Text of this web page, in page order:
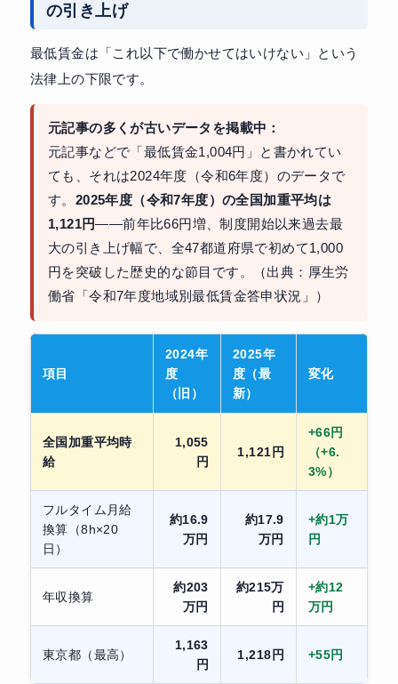
の引き上げ
最低賃金は「これ以下で働かせてはいけない」という
法律上の下限です。
元記事の多くが古いデータを掲載中：
元記事などで「最低賃金1,004円」と書かれてい
ても、それは2024年度（令和6年度）のデータで
す。 2025年度（令和7年度）の全国加重平均は
1,121円——前年比66円増、制度開始以来過去最
大の引き上げ幅で、全47都道府県で初めて1,000
円を突破した歴史的な節目です。（出典：厚生労
働省「令和7年度地域別最低賃金答申状況」）
項目
2024年
度
（旧）
2025年
度（最
新）
変化
全国加重平均時
給
1,055
円
1,121円
+66円
（+6.
3%）
フルタイム月給
換算（8h×20
日）
約16.9
万円
約17.9
万円
+約1万
円
年収換算
約203
万円
約215万
円
+約12
万円
東京都（最高）
1,163
円
1,218円 +55円